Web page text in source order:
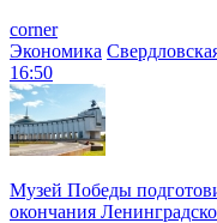
corner
Экономика
16:50
Музей Победы
окончания